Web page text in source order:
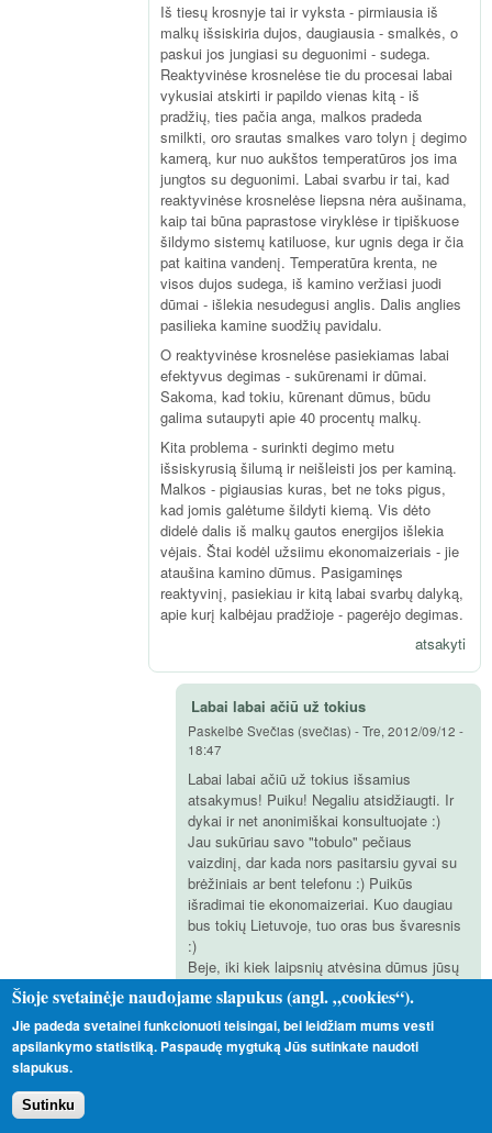
Iš tiesų krosnyje tai ir vyksta - pirmiausia iš
malkų išsiskiria dujos, daugiausia - smalkės, o
paskui jos jungiasi su deguonimi - sudega.
Reaktyvinėse krosnelėse tie du procesai labai
vykusiai atskirti ir papildo vienas kitą - iš
pradžių, ties pačia anga, malkos pradeda
smilkti, oro srautas smalkes varo tolyn į degimo
kamerą, kur nuo aukštos temperatūros jos ima
jungtos su deguonimi. Labai svarbu ir tai, kad
reaktyvinėse krosnelėse liepsna nėra aušinama,
kaip tai būna paprastose viryklėse ir tipiškuose
šildymo sistemų katiluose, kur ugnis dega ir čia
pat kaitina vandenį. Temperatūra krenta, ne
visos dujos sudega, iš kamino veržiasi juodi
dūmai - išlekia nesudegusi anglis. Dalis anglies
pasilieka kamine suodžių pavidalu.
O reaktyvinėse krosnelėse pasiekiamas labai
efektyvus degimas - sukūrenami ir dūmai.
Sakoma, kad tokiu, kūrenant dūmus, būdu
galima sutaupyti apie 40 procentų malkų.
Kita problema - surinkti degimo metu
išsiskyrusią šilumą ir neišleisti jos per kaminą.
Malkos - pigiausias kuras, bet ne toks pigus,
kad jomis galėtume šildyti kiemą. Vis dėto
didelė dalis iš malkų gautos energijos išlekia
vėjais. Štai kodėl užsiimu ekonomaizeriais - jie
ataušina kamino dūmus. Pasigaminęs
reaktyvinį, pasiekiau ir kitą labai svarbų dalyką,
apie kurį kalbėjau pradžioje - pagerėjo degimas.
atsakyti
Labai labai ačiū už tokius
Paskelbė Svečias (svečias) -Tre, 2012/09/12 -
18:47
Labai labai ačiū už tokius išsamius
atsakymus! Puiku! Negaliu atsidžiaugti. Ir
dykai ir net anonimiškai konsultuojate :)
Jau sukūriau savo "tobulo" pečiaus
vaizdinį, dar kada nors pasitarsiu gyvai su
brėžiniais ar bent telefonu :) Puikūs
išradimai tie ekonomaizeriai. Kuo daugiau
bus tokių Lietuvoje, tuo oras bus švaresnis
:)
Beje, iki kiek laipsnių atvėsina dūmus jūsų
ekonomaizeris, nematavote?
atsakyti
Šioje svetainėje naudojame slapukus (angl. „cookies“).
Jie padeda svetainei funkcionuoti teisingai, bei leidžiam mums vesti
apsilankymo statistiką. Paspaudę mygtuką Jūs sutinkate naudoti
slapukus.
Sutinku